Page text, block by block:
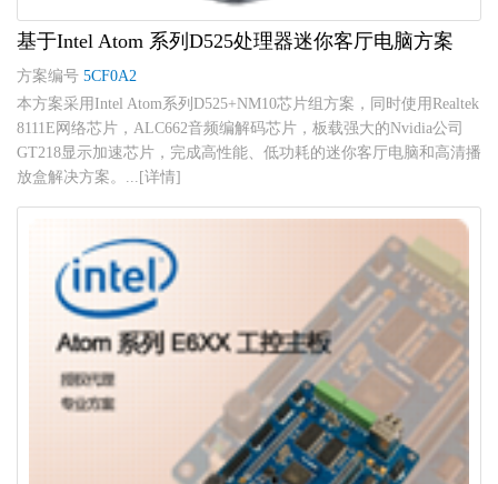
基于Intel Atom 系列D525处理器迷你客厅电脑方案
方案编号 5CF0A2
本方案采用Intel Atom系列D525+NM10芯片组方案，同时使用Realtek
8111E网络芯片，ALC662音频编解码芯片，板载强大的Nvidia公司
GT218显示加速芯片，完成高性能、低功耗的迷你客厅电脑和高清播
放盒解决方案。...[详情]